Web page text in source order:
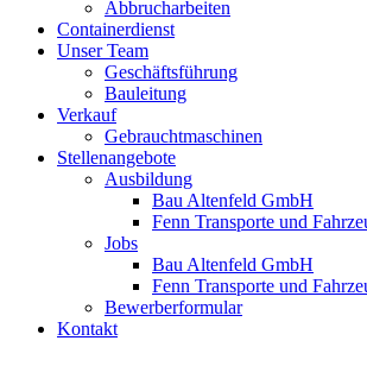
Abbrucharbeiten
Containerdienst
Unser Team
Geschäftsführung
Bauleitung
Verkauf
Gebrauchtmaschinen
Stellenangebote
Ausbildung
Bau Altenfeld GmbH
Fenn Transporte und
Jobs
Bau Altenfeld GmbH
Fenn Transporte und
Bewerberformular
Kontakt